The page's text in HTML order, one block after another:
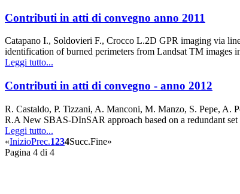
Contributi in atti di convegno anno 2011
Catapano I., Soldovieri F., Crocco L.2D GPR imaging via
identification of burned perimeters from Landsat TM
Leggi tutto...
Contributi in atti di convegno - anno 2012
R. Castaldo, P. Tizzani, A. Manconi, M. Manzo, S. Pepe, A.
R.A New SBAS-DInSAR approach based on a redundant
Leggi tutto...
«InizioPrec.1234Succ.Fine»
Pagina 4 di 4